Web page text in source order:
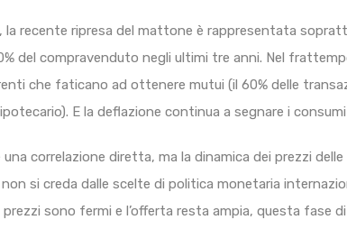
la recente ripresa del mattone è rappresentata
del compravenduto negli ultimi tre anni. Nel
che faticano ad ottenere mutui (il 60% delle
E la deflazione continua a segnare i
correlazione diretta, ma la dinamica dei prezzi
si creda dalle scelte di politica monetaria
prezzi sono fermi e l’offerta resta ampia, questa fase